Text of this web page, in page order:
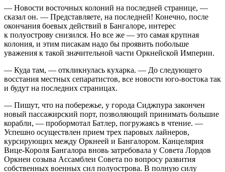
— Новости восточных колоний на последней странице, —
сказал он. — Представляете, на последней! Конечно, после
окончания боевых действий в Бангалоре, интерес
к полуострову снизился. Но все же — это самая крупная
колония, и этим писакам надо бы проявить побольше
уважения к такой значительной части Оркнейской Империи.
— Куда там, — откликнулась кухарка. — До следующего
восстания местных сепаратистов, все новости юго-востока так
и будут на последних страницах.
— Пишут, что на побережье, у города Сиджпура закончен
новый пассажирский порт, позволяющий принимать большие
корабли, — пробормотал Батлер, погружаясь в чтение. —
Успешно осуществлен прием трех паровых лайнеров,
курсирующих между Оркнеей и Бангалором. Канцелярия
Вице-Короля Бангалора вновь затребовала у Совета Лордов
Оркнеи созыва Ассамблеи Совета по вопросу развития
собственных военных сил полуострова. В полную силу